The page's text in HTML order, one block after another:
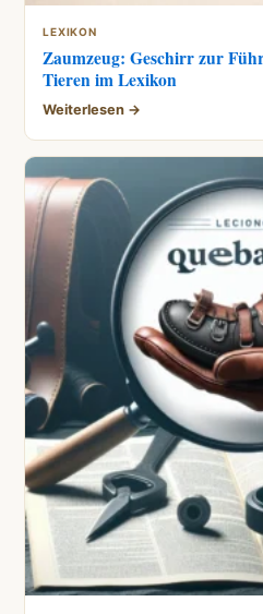
LEXIKON
Zaumzeug: Geschirr zur
Tieren im Lexikon
Weiterlesen →